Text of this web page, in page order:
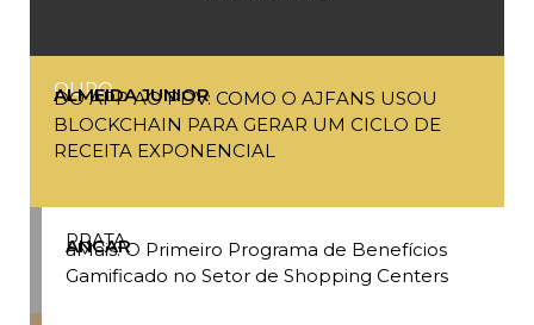
OURO
ALMEIDA JUNIOR
DO APP AO PDV: COMO O AJFANS USOU
BLOCKCHAIN PARA GERAR UM CICLO DE
RECEITA EXPONENCIAL
PRATA
ANCAR
aMais: O Primeiro Programa de Benefícios
Gamificado no Setor de Shopping Centers